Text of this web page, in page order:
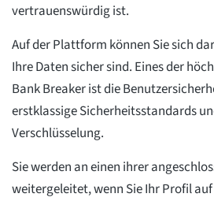
vertrauenswürdig ist.
Auf der Plattform können Sie sich
Ihre Daten sicher sind. Eines der
Bank Breaker ist die
erstklassige Sicherheitsstandards
Verschlüsselung.
Sie werden an einen ihrer
weitergeleitet, wenn Sie Ihr Profil